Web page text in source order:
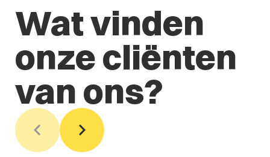
Wat vinden
onze cliënten
van ons?